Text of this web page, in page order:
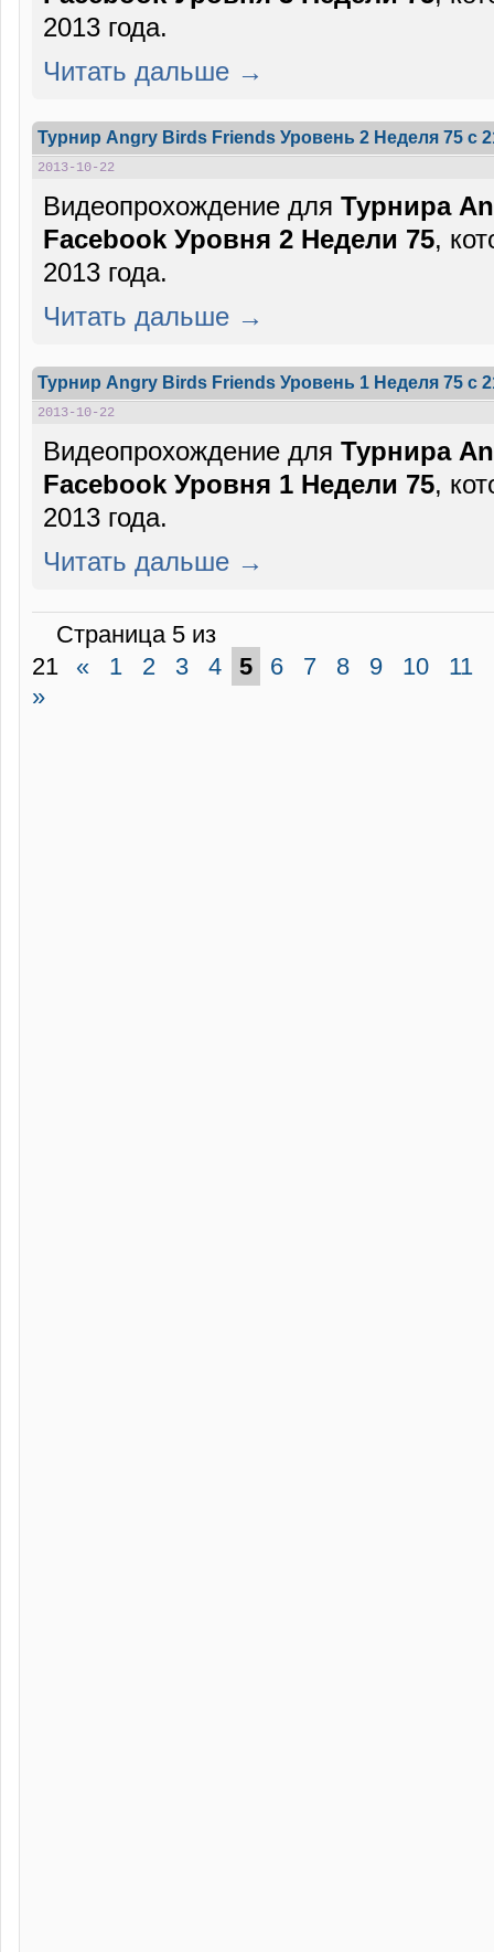
2013 года.
Читать дальше →
Турнир Angry Birds Friends Уровень 2 Неделя 75 c
2013-10-22
Видеопрохождение для Турнира
Facebook Уровня 2 Недели 75,
2013 года.
Читать дальше →
Турнир Angry Birds Friends Уровень 1 Неделя 75 c
2013-10-22
Видеопрохождение для Турнира
Facebook Уровня 1 Недели 75,
2013 года.
Читать дальше →
Страница 5 из
21
« 1 2 3 4 5 6 7 8 9 10 11
»